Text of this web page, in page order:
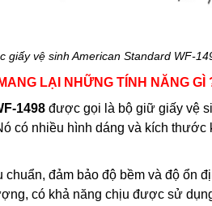
giấy vệ sinh American Standard WF-
LẠI NHỮNG TÍNH NĂNG GÌ
1498 được gọi là bộ giữ giấy vệ
có nhiều hình dáng và kích
đảm bảo độ bềm và độ ổn
có khả năng chịu được sử